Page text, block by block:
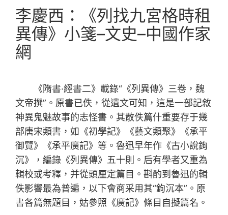
李慶西：《列找九宮格時租
異傳》小箋–文史–中國作家
網
《隋書·經書二》載錄“《列異傳》三卷，魏
文帝撰”。原書已佚，從遺文可知，這是一部記敘
神異鬼魅故事的志怪書。其散佚篇什重要存于幾
部唐宋類書，如《初學記》《藝文類聚》《承平
御覽》《承平廣記》等。魯迅早年作《古小說鉤
沉》，編錄《列異傳》五十則。后有學者又重為
輯校或考釋，并從頭厘定篇目。斟酌到魯迅的輯
佚影響最為普遍，以下會商采用其“鉤沉本”。原
書各篇無題目，姑參照《廣記》條目自擬篇名。